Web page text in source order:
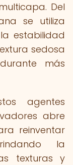
Del
se utiliza
estabilidad
sedosa
más
agentes
abre
reinventar
la
texturas y